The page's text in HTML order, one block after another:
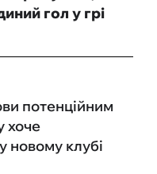
гол у грі
потенційним
хоче
новому клубі